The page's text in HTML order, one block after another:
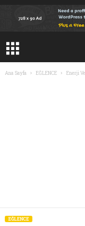
Ana Sayfa EĞLENCE Enerji
EĞLENCE